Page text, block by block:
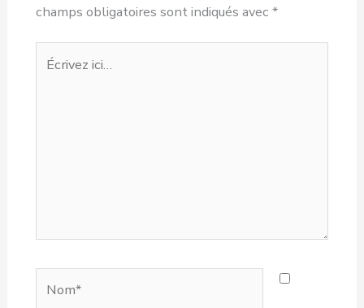
champs obligatoires sont indiqués avec *
Écrivez
ici…